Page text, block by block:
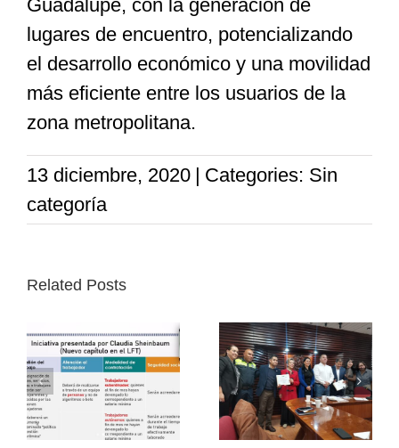
Guadalupe, con la generación de
lugares de encuentro, potencializando
el desarrollo económico y una movilidad
más eficiente entre los usuarios de la
zona metropolitana.
13 diciembre, 2020 | Categories: Sin
categoría
Related Posts